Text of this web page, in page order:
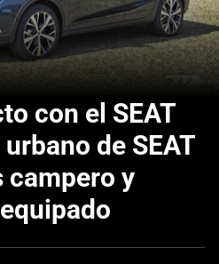
con el SEAT
de SEAT
campero y